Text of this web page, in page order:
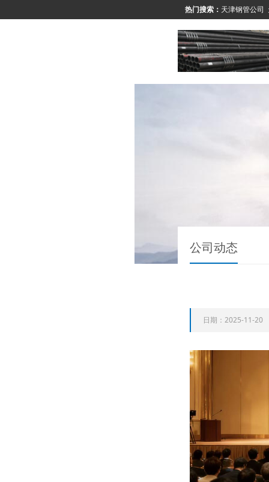
热门搜索： 天津钢管公司
公司动态
日期：2025-11-20